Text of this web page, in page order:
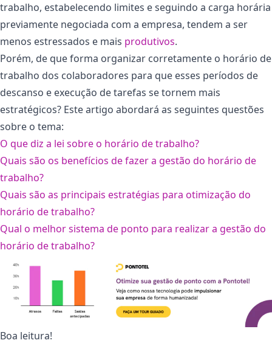
trabalho, estabelecendo limites e seguindo a carga horária
previamente negociada com a empresa, tendem a ser
menos estressados e mais produtivos.
Porém, de que forma organizar corretamente o horário de
trabalho dos colaboradores para que esses períodos de
descanso e execução de tarefas se tornem mais
estratégicos? Este artigo abordará as seguintes questões
sobre o tema:
O que diz a lei sobre o horário de trabalho?
Quais são os benefícios de fazer a gestão do horário de
trabalho?
Quais são as principais estratégias para otimização do
horário de trabalho?
Qual o melhor sistema de ponto para realizar a gestão do
horário de trabalho?
Boa leitura!